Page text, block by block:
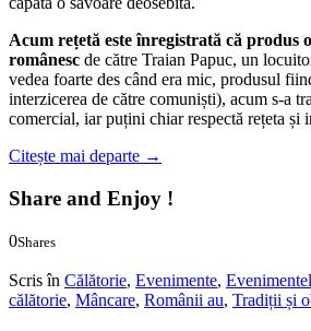
Acum rețetă este înregistrată că produs
românesc de către Traian Papuc, un
vedea foarte des când era mic, produsul
interzicerea de către comuniști), acum s-a
comercial, iar puțini chiar respectă rețeta și
Citește mai departe →
Share and Enjoy !
0Shares
Scris în Călătorie, Evenimente,
călătorie, Mâncare, Românii au, Tradiții și